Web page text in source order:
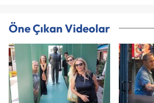
Öne Çıkan Videolar